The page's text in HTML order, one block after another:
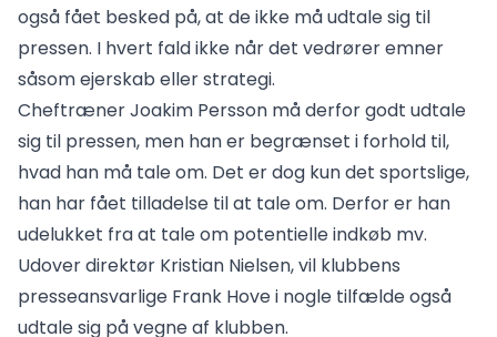
også fået besked på, at de ikke må udtale sig til
pressen. I hvert fald ikke når det vedrører emner
såsom ejerskab eller strategi.
Cheftræner Joakim Persson må derfor godt udtale
sig til pressen, men han er begrænset i forhold til,
hvad han må tale om. Det er dog kun det sportslige,
han har fået tilladelse til at tale om. Derfor er han
udelukket fra at tale om potentielle indkøb mv.
Udover direktør Kristian Nielsen, vil klubbens
presseansvarlige Frank Hove i nogle tilfælde også
udtale sig på vegne af klubben.